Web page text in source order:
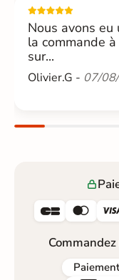
Nous avons eu
la commande
sur...
Olivier.G - 07/
 